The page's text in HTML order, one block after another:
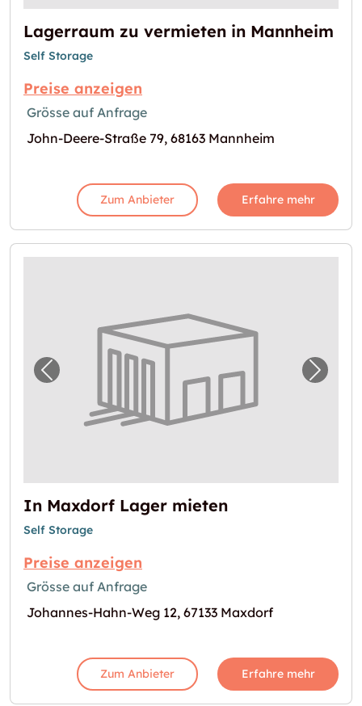
Lagerraum zu vermieten in Mannheim
Self Storage
Preise anzeigen
Grösse auf Anfrage
John-Deere-Straße 79, 68163 Mannheim
Zum Anbieter Erfahre mehr
Vorheriges Bild für "In Maxdorf Lager
In Maxdorf Lager mieten
Self Storage
Preise anzeigen
Grösse auf Anfrage
Johannes-Hahn-Weg 12, 67133 Maxdorf
Zum Anbieter Erfahre mehr